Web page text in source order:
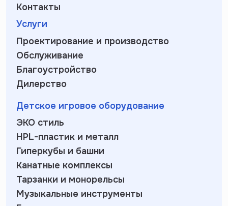
Контакты
Услуги
Проектирование и производство
Обслуживание
Благоустройство
Дилерство
Детское игровое оборудование
ЭКО стиль
HPL-пластик и металл
Гиперкубы и башни
Канатные комплексы
Тарзанки и монорельсы
Музыкальные инструменты